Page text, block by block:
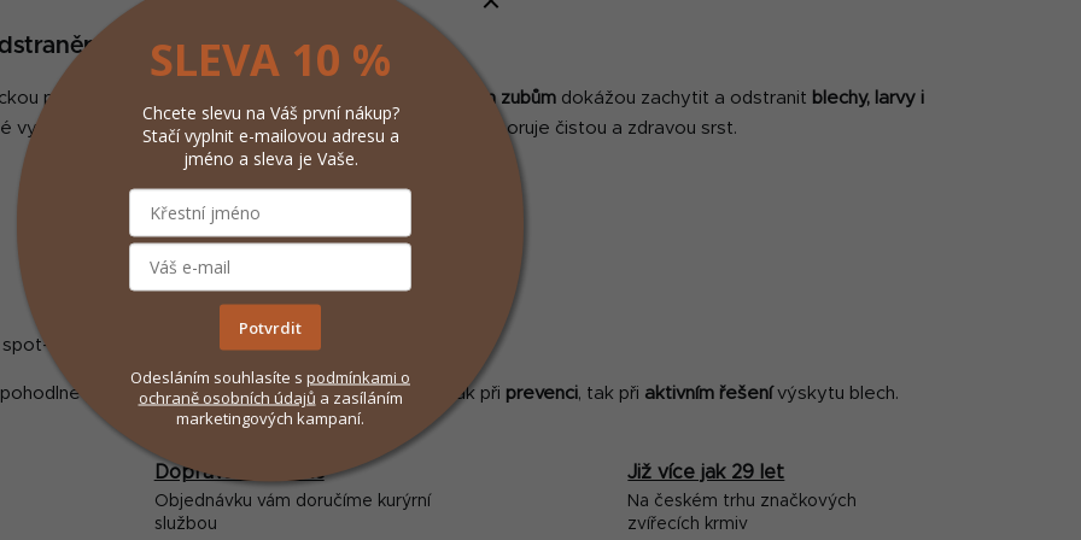
l
d
a
c
í
r
k
y
v
ý
p
i
u
parazitů
při péči o psy i kočky. Díky hustým a úzkým kovovým zubům dokážou zachytit a odstranit blechy, larvy i
vyčesávání pomáhá snížit riziko napadení a zároveň podporuje čistou a zdravou srst.
on, tablety).
používání. Hřeben je skvělým pomocníkem jak při prevenci, tak při aktivním řešenívýskytu blech.
Doprava od 59 Kč
Objednávku vám doručíme kurýrní
službou
Již více jak 29 let
Na českém trhu značkových
zvířecích krmiv
SLEVA 10 %
Chcete slevu na Váš první nákup?
Stačí vyplnit e-mailovou adresu a
jméno a sleva je Vaše.
Potvrdit
Odesláním souhlasíte s podmínkami o
ochraně osobních údajů a zasíláním
marketingových kampaní.